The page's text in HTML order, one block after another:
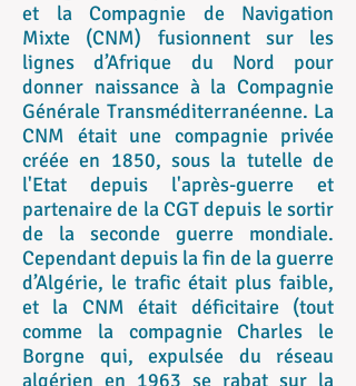
et la Compagnie de Navigation
Mixte (CNM) fusionnent sur les
lignes d’Afrique du Nord pour
donner naissance à la Compagnie
Générale Transméditerranéenne. La
CNM était une compagnie privée
créée en 1850, sous la tutelle de
l'Etat depuis l'après-guerre et
partenaire de la CGT depuis le sortir
de la seconde guerre mondiale.
Cependant depuis la fin de la guerre
d’Algérie, le trafic était plus faible,
et la CNM était déficitaire (tout
comme la compagnie Charles le
Borgne qui, expulsée du réseau
algérien en 1963 se rabat sur la